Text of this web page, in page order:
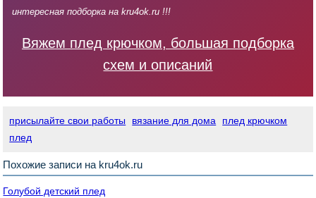
интересная подборка на kru4ok.ru !!!
Вяжем плед крючком, большая подборка
схем и описаний
присылайте свои работы вязание для дома
плед крючком
плед
Похожие записи на kru4ok.ru
Голубой детский плед